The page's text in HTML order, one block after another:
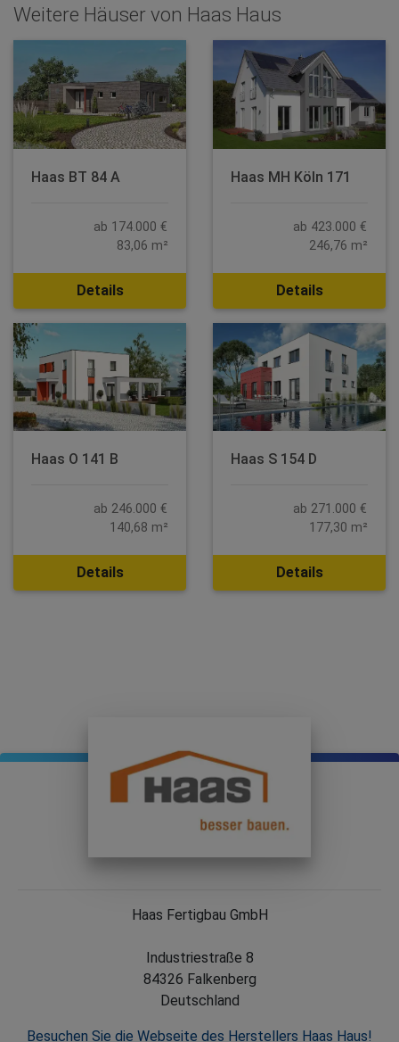
Weitere Häuser von Haas Haus
Haas BT 84 A
ab 174.000 €
83,06 m²
Details
Haas MH Köln 171
ab 423.000 €
246,76 m²
Details
Haas O 141 B
ab 246.000 €
140,68 m²
Details
Haas S 154 D
ab 271.000 €
177,30 m²
Details
Haas Fertigbau GmbH
Industriestraße 8
84326 Falkenberg
Deutschland
Besuchen Sie die Webseite des Herstellers Haas Haus!